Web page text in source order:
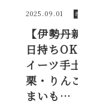
2026.02.26 手土
この春だけ
橋三越デパ
定 黒糖スイ
選【2026年
土産にも◎